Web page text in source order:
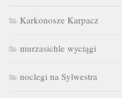
Karkonosze Karpacz
murzasichle wyciągi
noclegi na Sylwestra